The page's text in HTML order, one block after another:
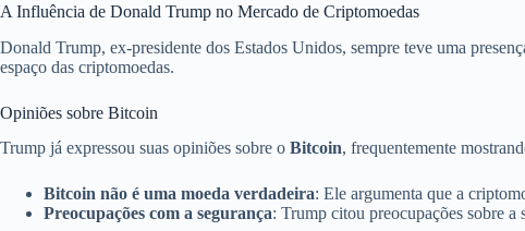
A Influência de Donald Trump no Mercado de Criptomoedas
Donald Trump, ex-presidente dos Estados Unidos, sempre teve uma
espaço das criptomoedas.
Opiniões sobre Bitcoin
Trump já expressou suas opiniões sobre o Bitcoin, frequentemente
Bitcoin não é uma moeda verdadeira: Ele argumenta que a
Preocupações com a segurança: Trump citou preocupações sobre a